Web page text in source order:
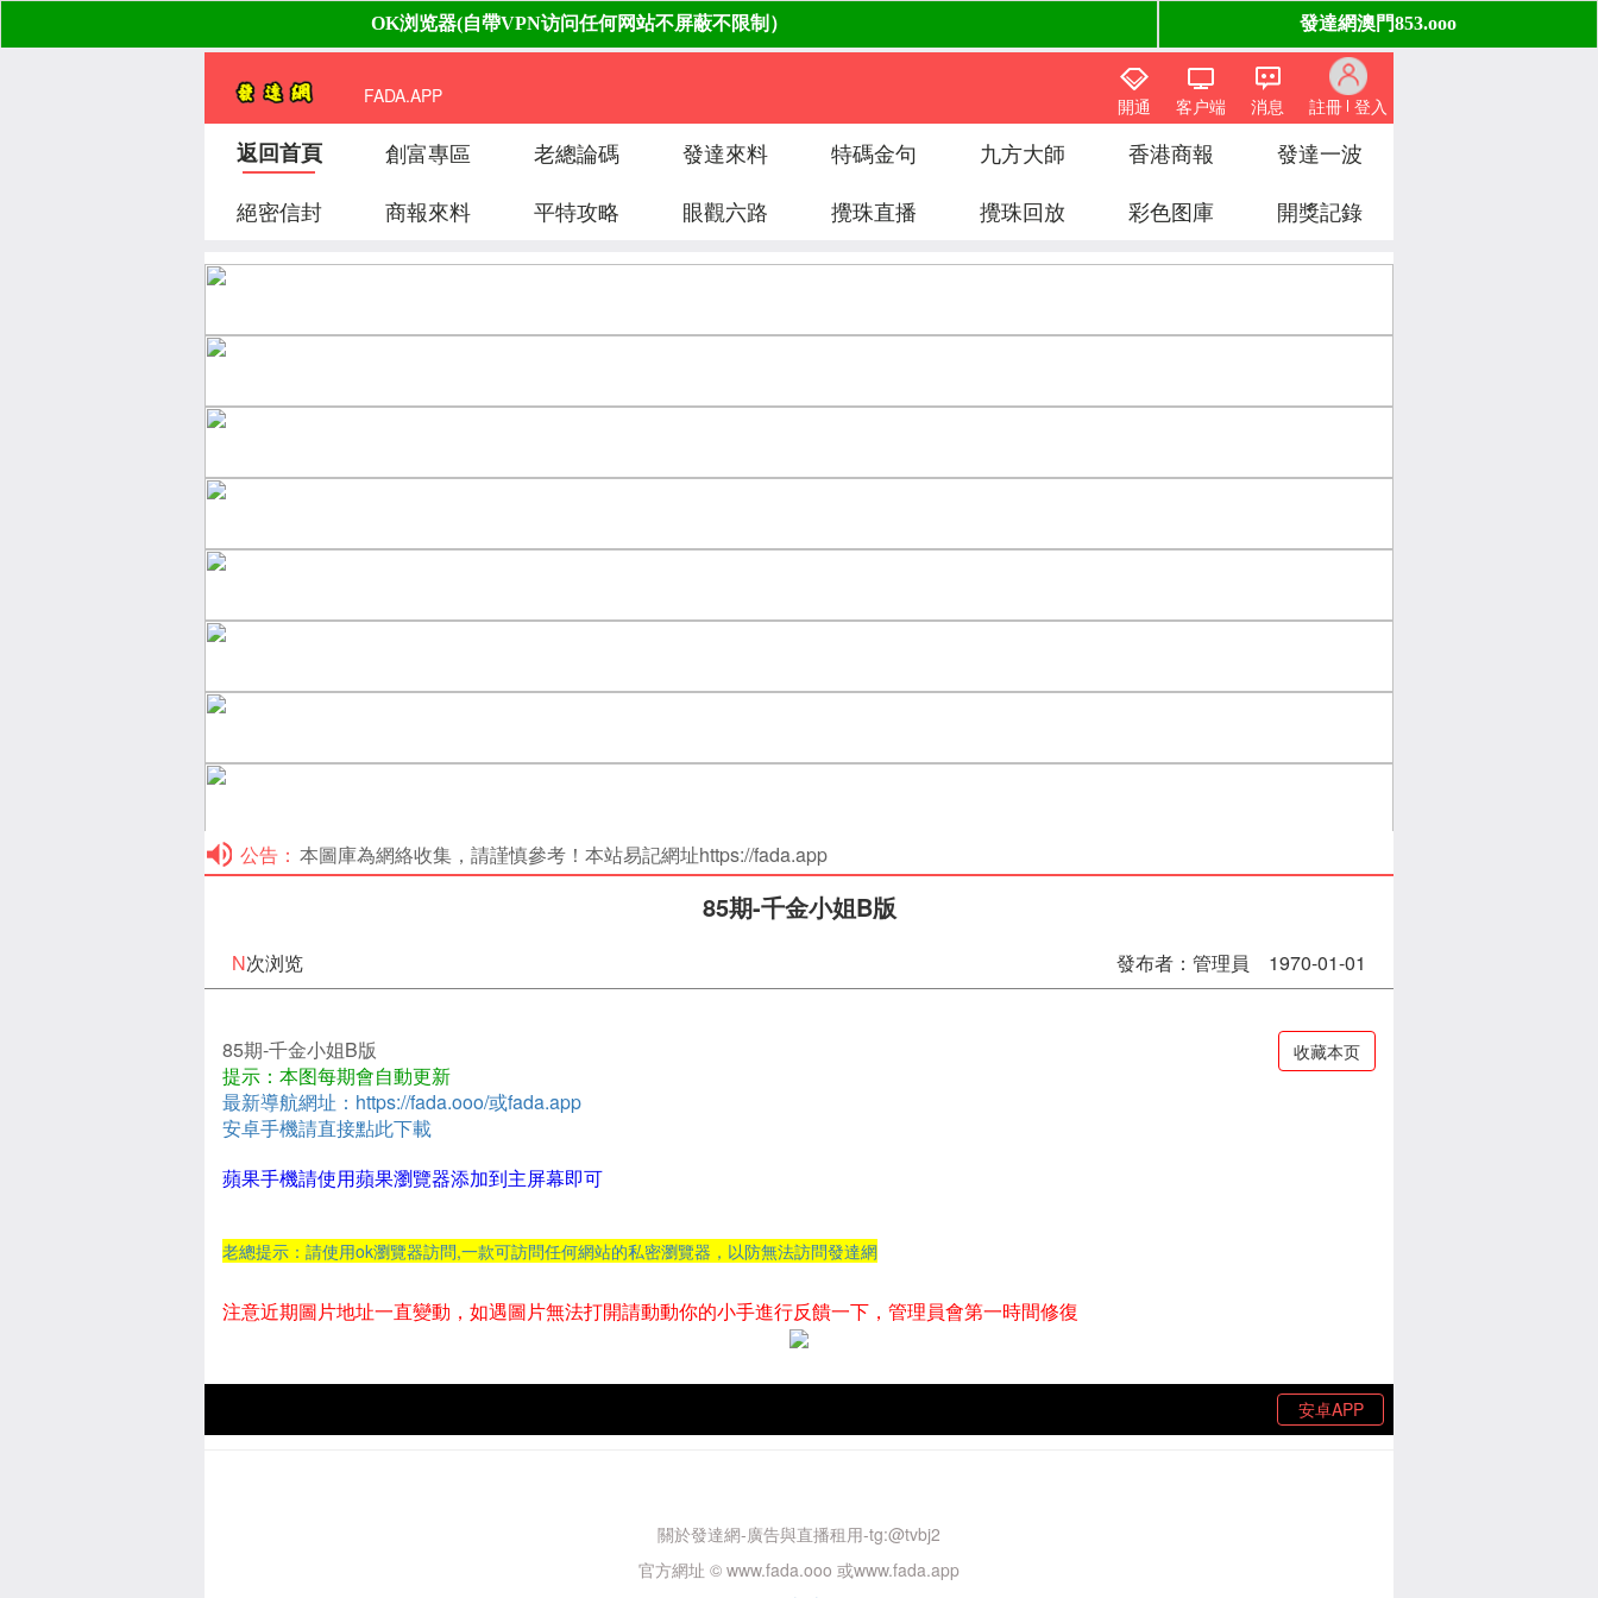
FADA.APP 註冊 登入
消息
客户端
開通
返回首頁 創富專區 老總論碼 發達來料 特碼金句 九方大師 香港商報
發達一波
絕密信封
商報來料 平特攻略 眼觀六路 攪珠直播 攪珠回放 彩色图庫 開獎記錄
公告： 本圖庫為網絡收集，請謹慎參考！本站易記網址https://fada.app
85期-千金小姐B版
N次浏览 發布者：管理員 1970-01-01
85期-千金小姐B版 收藏本页
提示：本图每期會自動更新
最新導航網址：https://fada.ooo/或fada.app
安卓手機請直接點此下載
蘋果手機請使用蘋果瀏覽器添加到主屏幕即可
老總提示：請使用ok瀏覽器訪問,一款可訪問任何網站的私密瀏覽器，以防無法訪問發達網
注意近期圖片地址一直變動，如遇圖片無法打開請動動你的小手進行反饋一下，管理員會第一時間修復
安卓APP
關於發達網-廣告與直播租用-tg:@tvbj2
官方網址 © www.fada.ooo 或www.fada.app